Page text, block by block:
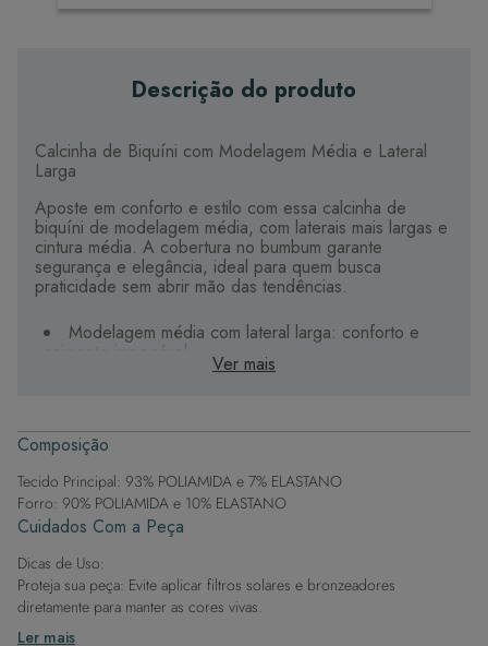
Descrição do produto
Calcinha de Biquíni com Modelagem Média e Lateral
Larga
Aposte em conforto e estilo com essa calcinha de
biquíni de modelagem média, com laterais mais largas e
cintura média. A cobertura no bumbum garante
segurança e elegância, ideal para quem busca
praticidade sem abrir mão das tendências.
Modelagem média com lateral larga: conforto e
caimento impecável.
Cintura e cobertura médias: equilíbrio perfeito para
rápida.
Forro em poliamida e elastano: toque macio e
sensação de bem-estar.
Ideal para quem deseja um look elegante e atual à
beira-mar ou à beira da piscina.
Ver mais
Composição
Tecido Principal: 93% POLIAMIDA e 7% ELASTANO
Forro: 90% POLIAMIDA e 10% ELASTANO
Cuidados Com a Peça
Dicas de Uso:
Proteja sua peça: Evite aplicar filtros solares e bronzeadores
diretamente para manter as cores vivas.
Após a piscina: Lembre-se de que o cloro pode desgastar o tecido,
Ler mais